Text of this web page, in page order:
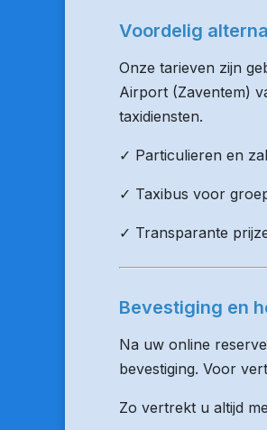
Voordelig
Onze tarieven zijn
Airport (Zaventem)
taxidiensten.
✓ Particulieren en
✓ Taxibus voor
✓ Transparante
Bevestiging en
Na uw online
bevestiging. Voor
Zo vertrekt u altijd